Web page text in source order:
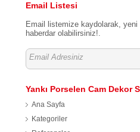
Email Listesi
Email listemize kaydolarak, yeni
haberdar olabilirsiniz!.
Yankı Porselen Cam Dekor
Ana Sayfa
Kategoriler